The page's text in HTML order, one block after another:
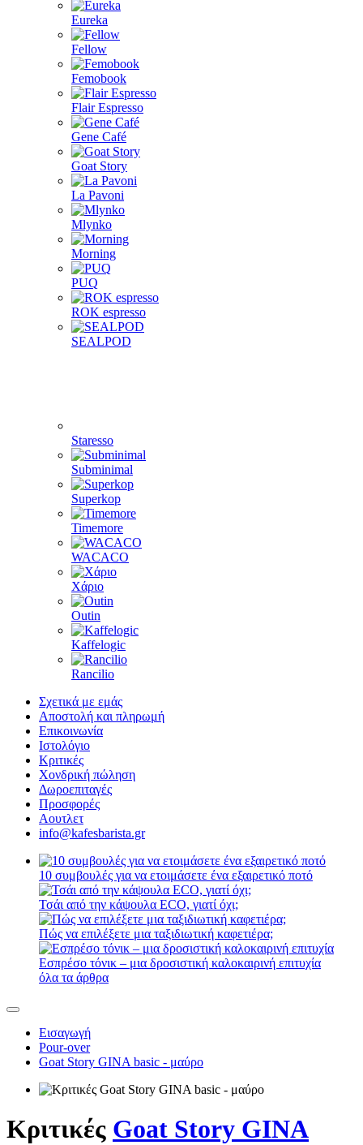
Eureka
Fellow
Femobook
Flair Espresso
Gene Café
Goat Story
La Pavoni
Mlynko
Morning
PUQ
ROK espresso
SEALPOD
Staresso
Subminimal
Superkop
Timemore
WACACO
Χάριο
Outin
Kaffelogic
Rancilio
Σχετικά με εμάς
Αποστολή και πληρωμή
Επικοινωνία
Ιστολόγιο
Κριτικές
Χονδρική πώληση
Δωροεπιταγές
Προσφορές
Αουτλετ
info@kafesbarista.gr
10 συμβουλές για να ετοιμάσετε ένα εξαιρετικό ποτό
Τσάι από την κάψουλα ECO, γιατί όχι;
Πώς να επιλέξετε μια ταξιδιωτική καφετιέρα;
Εσπρέσο τόνικ – μια δροσιστική καλοκαιρινή επιτυχία
όλα τα άρθρα
Εισαγωγή
Pour-over
Goat Story GINA basic - μαύρο
Κριτικές Goat Story GINA